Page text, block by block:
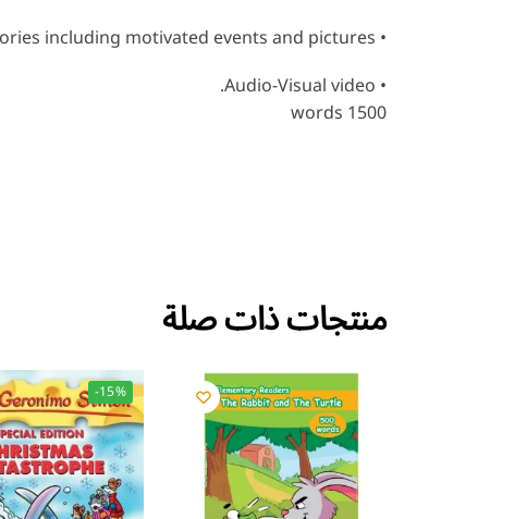
• Fully dramatized stories including motivated events and pictures.
• Audio-Visual video.
1500 words
منتجات ذات صلة
-15%